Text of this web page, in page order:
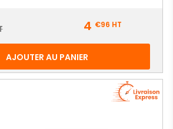
4 €96 HT
AJOUTER AU PANIER